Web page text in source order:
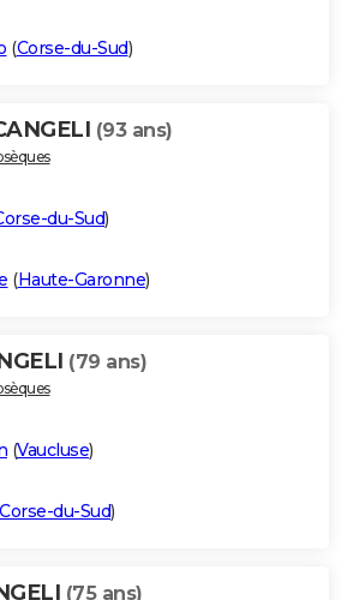
(Corse-du-Sud)
(93 ans)
du-Sud)
(Haute-Garonne)
(79 ans)
(Vaucluse)
Corse-du-Sud)
(75 ans)